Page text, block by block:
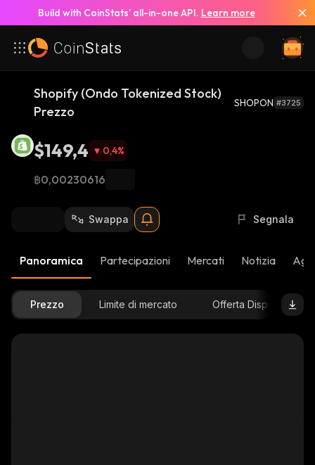
Build with CoinStats’ all-in-one API. Learn more
Shopify (Ondo Tokenized Stock)
Prezzo
SHOPON #3725
$149,4 0,4%
฿0,00230616
Swappa Segnala
Panoramica Partecipazioni Mercati Notizia
Prezzo Limite di mercato Offerta Disponibile